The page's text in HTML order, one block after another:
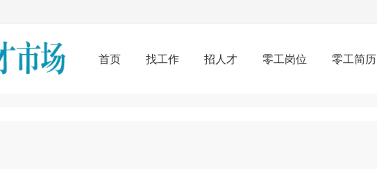
首页 找工作 招人才 零工岗位 零工简历